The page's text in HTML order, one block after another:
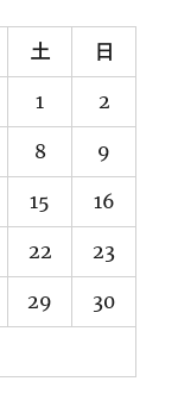
土 日
1 2
8 9
15 16
22 23
29 30